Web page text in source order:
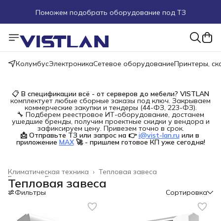
Поможем подобрать оборудование под ТЗ
Пуско-наладочные работы
Пришлите запрос на e-mail или в чат
КолумбусЭлектроникаСетевое оборудованиеПринтеры,
📋 В спецификации всё - от серверов до мебели? VISTLAN
комплектует любые сборные заказы под ключ. Закрываем
коммерческие закупки и тендеры (44-ФЗ, 223-ФЗ).
🔧 Подберем реестровое ИТ-оборудование, достанем
ушедшие бренды, получим проектные скидки у вендора и
зафиксируем цену. Привезем точно в срок.
📩 Отправьте ТЗ или запрос на 👉 i@vist-lan.ru или в
приложение MAX 🚀 - пришлем готовое КП уже сегодня!
Тепловая завеса
Климатическая техника ›
Бытовая техника
Главная
Тепловая завеса
Фильтры Сортировка